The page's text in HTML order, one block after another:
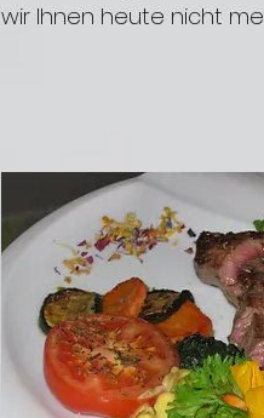
wir Ihnen heute nicht